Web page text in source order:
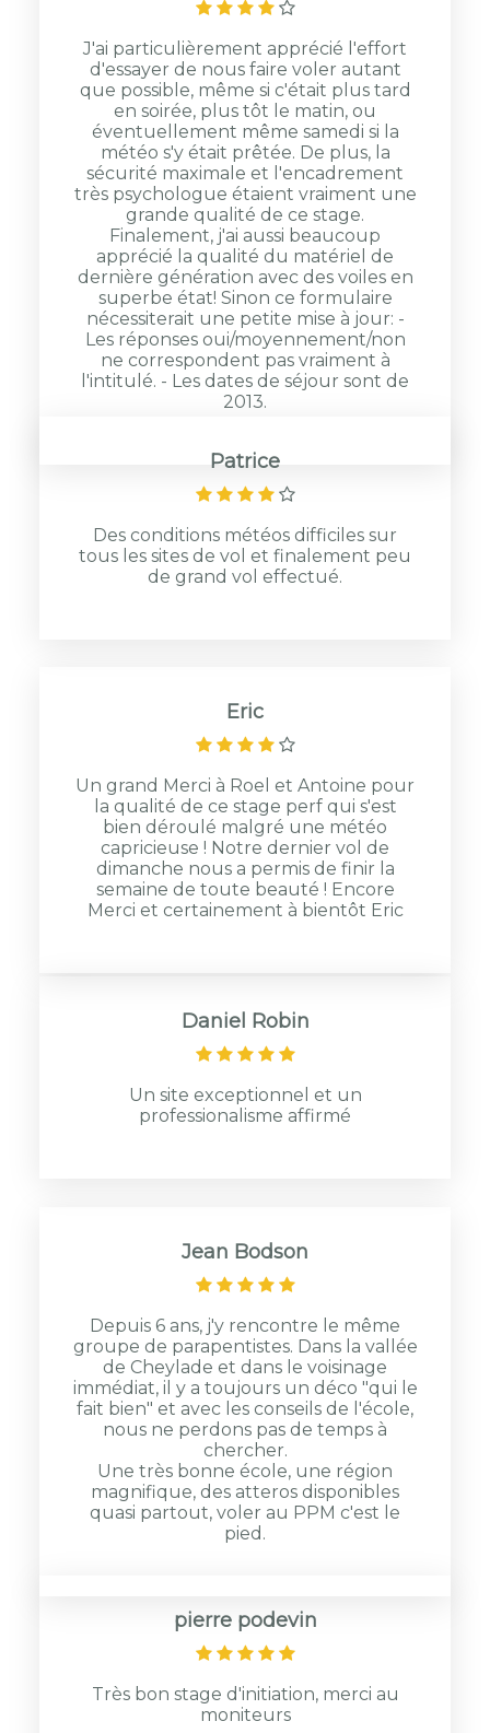
J'ai particulièrement apprécié l'effort
d'essayer de nous faire voler autant
que possible, même si c'était plus tard
en soirée, plus tôt le matin, ou
éventuellement même samedi si la
météo s'y était prêtée. De plus, la
sécurité maximale et l'encadrement
très psychologue étaient vraiment une
grande qualité de ce stage.
Finalement, j'ai aussi beaucoup
apprécié la qualité du matériel de
dernière génération avec des voiles en
superbe état! Sinon ce formulaire
nécessiterait une petite mise à jour: -
Les réponses oui/moyennement/non
ne correspondent pas vraiment à
l'intitulé. - Les dates de séjour sont de
2013.
Patrice
Des conditions météos difficiles sur
tous les sites de vol et finalement peu
de grand vol effectué.
Eric
Un grand Merci à Roel et Antoine pour
la qualité de ce stage perf qui s'est
bien déroulé malgré une météo
capricieuse ! Notre dernier vol de
dimanche nous a permis de finir la
semaine de toute beauté ! Encore
Merci et certainement à bientôt Eric
Daniel Robin
Un site exceptionnel et un
professionalisme affirmé
Jean Bodson
Depuis 6 ans, j'y rencontre le même
groupe de parapentistes. Dans la vallée
de Cheylade et dans le voisinage
immédiat, il y a toujours un déco "qui le
fait bien" et avec les conseils de l'école,
nous ne perdons pas de temps à
chercher.
Une très bonne école, une région
magnifique, des atteros disponibles
quasi partout, voler au PPM c'est le
pied.
pierre podevin
Très bon stage d'initiation, merci au
moniteurs